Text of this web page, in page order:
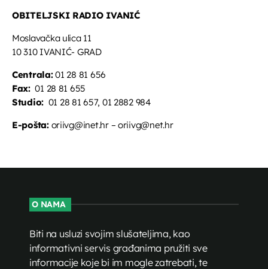
OBITELJSKI RADIO IVANIĆ
Moslavačka ulica 11
10 310 IVANIĆ- GRAD
Centrala:01 28 81 656
Fax:01 28 81 655
Studio: 01 28 81 657, 01 2882 984
E-pošta:oriivg@inet.hr – oriivg@net.hr
O NAMA
Biti na usluzi svojim slušateljima, kao
informativni servis građanima pružiti sve
informacije koje bi im mogle zatrebati, te